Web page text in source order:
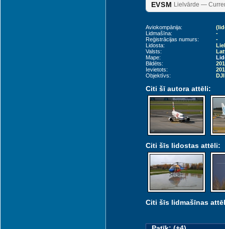
Siauliai (SQQ)
EVSM Lielvārde —
Aviokompānija:
Lidmašīna:
-
Reģistrācijas numurs:
-
Lidosta:
Valsts:
Mape:
Bildēts:
Ievietots:
Objektīvs:
Citi šī autora attēli:
Citi šīs lidostas attēli:
Citi šīs lidmašīnas